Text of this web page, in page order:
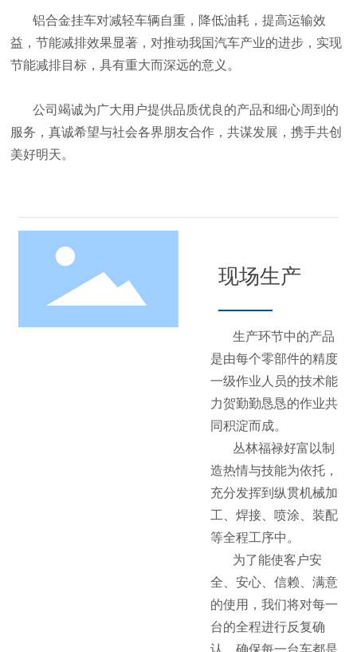
铝合金挂车对减轻车辆自重，降低油耗，提高运输效
益，节能减排效果显著，对推动我国汽车产业的进步，实现
节能减排目标，具有重大而深远的意义。
公司竭诚为广大用户提供品质优良的产品和细心周到的
服务，真诚希望与社会各界朋友合作，共谋发展，携手共创
美好明天。
现场生产
生产环节中的产品
是由每个零部件的精度
一级作业人员的技术能
力贺勤勤恳恳的作业共
同积淀而成。
丛林福禄好富以制
造热情与技能为依托，
充分发挥到纵贯机械加
工、焊接、喷涂、装配
等全程工序中。
为了能使客户安
全、安心、信赖、满意
的使用，我们将对每一
台的全程进行反复确